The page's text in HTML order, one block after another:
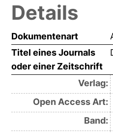
Details
Dokumentenart
Titel eines Journals
oder einer Zeitschrift
Verlag:
Open Access Art:
Band: